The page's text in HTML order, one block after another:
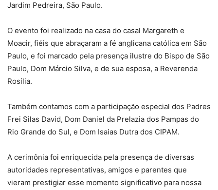
Jardim Pedreira, São Paulo.
O evento foi realizado na casa do casal Margareth e
Moacir, fiéis que abraçaram a fé anglicana católica em São
Paulo, e foi marcado pela presença ilustre do Bispo de São
Paulo, Dom Márcio Silva, e de sua esposa, a Reverenda
Rosília.
Também contamos com a participação especial dos Padres
Frei Silas David, Dom Daniel da Prelazia dos Pampas do
Rio Grande do Sul, e Dom Isaias Dutra dos CIPAM.
A cerimônia foi enriquecida pela presença de diversas
autoridades representativas, amigos e parentes que
vieram prestigiar esse momento significativo para nossa